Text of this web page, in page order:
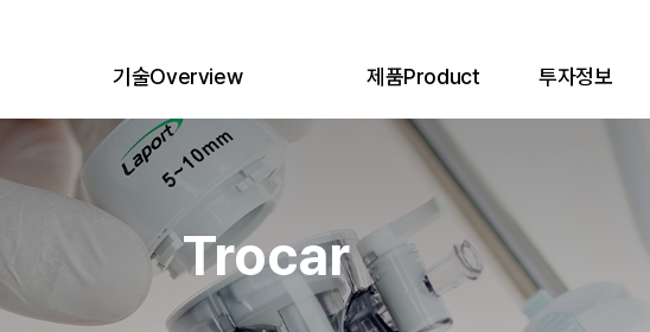
기술Overview
의료공학연구소 Medical Engineering Lab.
생산시스템
Production System
Quality Management System
글로벌비즈니스Global Network
인증 및 허가Certifications
Laparoscopic Surgery
제품Product
All Products
Trocar
Single Port
Specimen Pouch
Suture Loop
Suction Irrigation
Smoke Filter
BUMI
투자정보
Trocar